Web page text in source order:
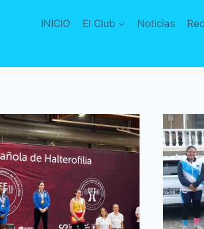
INICIO El Club Noticias